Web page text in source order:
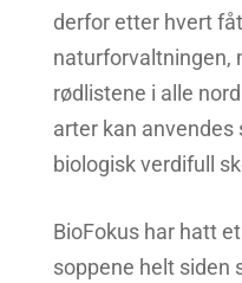
derfor etter hvert
naturforvaltningen,
rødlistene i alle
arter kan anvendes
biologisk verdifull
BioFokus har hatt
soppene helt siden